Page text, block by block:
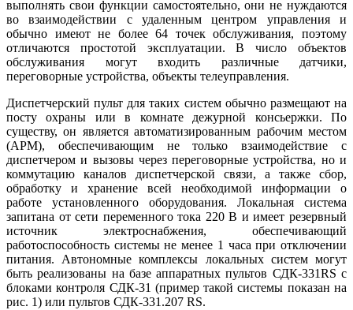
выполнять свои функции самостоятельно, они не нуждаются
во взаимодействии с удаленным центром управления и
обычно имеют не более 64 точек обслуживания, поэтому
отличаются простотой эксплуатации. В число объектов
обслуживания могут входить различные датчики,
переговорные уст­ройст­ва, объекты телеуправления.
Диспетчерский пульт для таких систем обычно размещают на
посту охраны или в комнате дежурной консьержки. По
существу, он является автоматизированным рабочим местом
(АРМ), обеспечивающим не только взаимодействие с
диспетчером и вызовы через переговорные уст­ройст­ва, но и
коммутацию каналов диспетчерской связи, а также сбор,
обработку и хранение всей необходимой информации о
работе установленного оборудования. Локальная система
запитана от се­ти переменного то­ка 220 В и имеет резервный
источник электроснабжения, обеспечивающий
работоспособность системы не менее 1 ча­са при отключении
питания. Автономные комплексы локальных систем могут
быть реализованы на ба­зе аппаратных пультов СДК-331RS с
блоками контроля СДК‑31 (пример такой системы показан на
рис. 1) или пультов СДК‑331.207 RS.